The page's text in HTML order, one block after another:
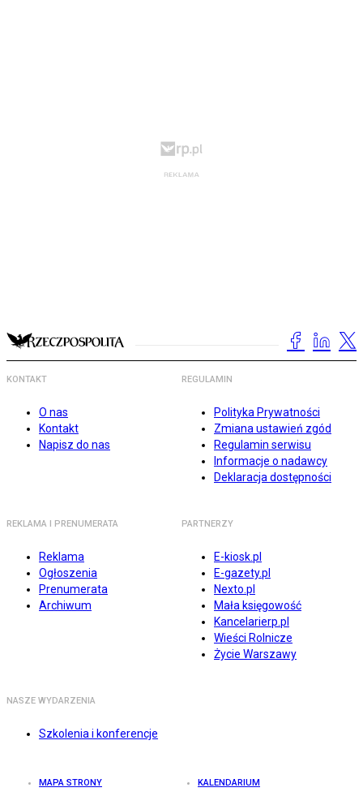
KONTAKT
O nas
Kontakt
Napisz do nas
REGULAMIN
Polityka Prywatności
Zmiana ustawień zgód
Regulamin serwisu
Informacje o nadawcy
Deklaracja dostępności
REKLAMA I PRENUMERATA
Reklama
Ogłoszenia
Prenumerata
Archiwum
PARTNERZY
E-kiosk.pl
E-gazety.pl
Nexto.pl
Mała księgowość
Kancelarierp.pl
Wieści Rolnicze
Życie Warszawy
NASZE WYDARZENIA
Szkolenia i konferencje
MAPA STRONY KALENDARIUM